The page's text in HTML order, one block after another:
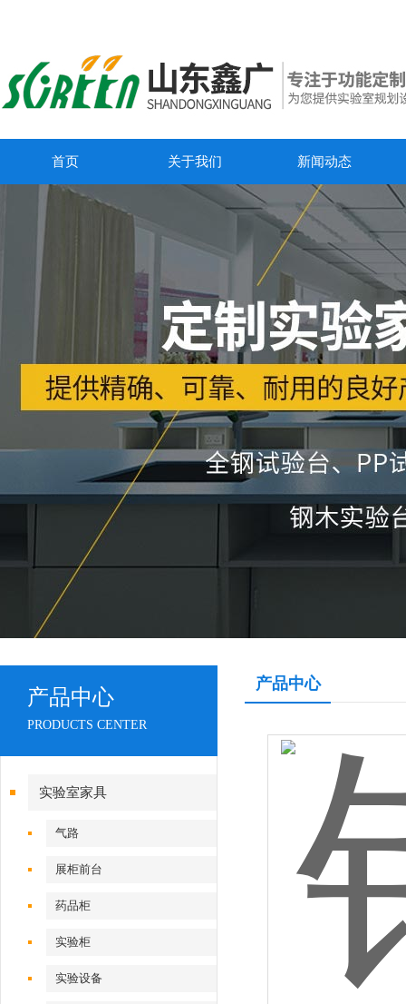
首页 关于我们 新闻动态
产品中心
PRODUCTS CENTER
实验室家具
气路
展柜前台
药品柜
实验柜
实验设备
产品中心